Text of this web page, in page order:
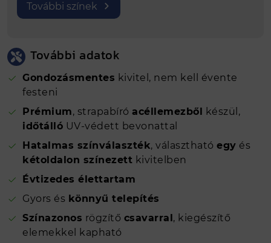
További színek
További adatok
Gondozásmentes kivitel, nem kell évente
festeni
Prémium, strapabíró acéllemezből készül,
időtálló UV-védett bevonattal
Hatalmas színválaszték, választható egy és
kétoldalon színezett kivitelben
Évtizedes élettartam
Gyors és könnyű telepítés
Színazonos rögzítő csavarral, kiegészítő
elemekkel kapható